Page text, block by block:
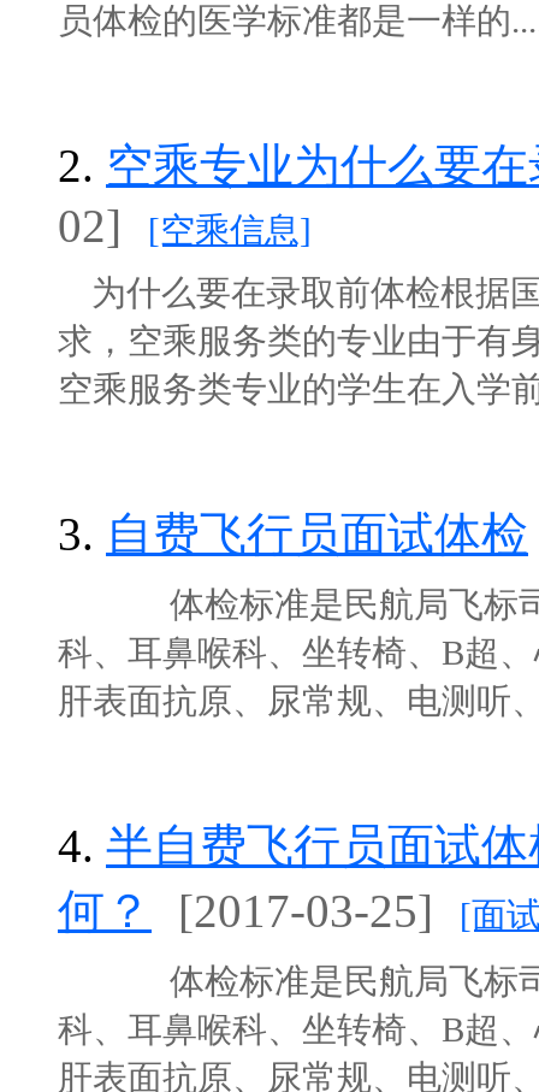
员体检的医学标准都是一样的
2. 空乘专业为什么要
02]
[空乘信息]
为什么要在录取前体检根据
求，空乘服务类的专业由于有
空乘服务类专业的学生在入学
3. 自费飞行员面试体检
体检标准是民航局飞标司
科、耳鼻喉科、坐转椅、B超
肝表面抗原、尿常规、电测听
4. 半自费飞行员面试
何？
[2017-03-25]
[面
体检标准是民航局飞标司
科、耳鼻喉科、坐转椅、B超
肝表面抗原、尿常规、电测听